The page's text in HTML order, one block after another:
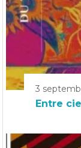
3
Entre